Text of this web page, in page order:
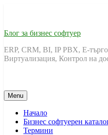
Блог за бизнес софтуер
ERP, CRM, BI, IP PBX, Е-
Виртуализация, Контрол на
Menu
Начало
Бизнес софтуерен
Термини